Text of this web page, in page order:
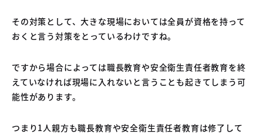
その対策として、大きな現場においては全員が資格を持って
おくと言う対策をとっているわけですね。
ですから場合によっては職長教育や安全衛生責任者教育を終
えていなければ現場に入れないと言うことも起きてしまう可
能性があります。
つまり1人親方も職長教育や安全衛生責任者教育は修了して